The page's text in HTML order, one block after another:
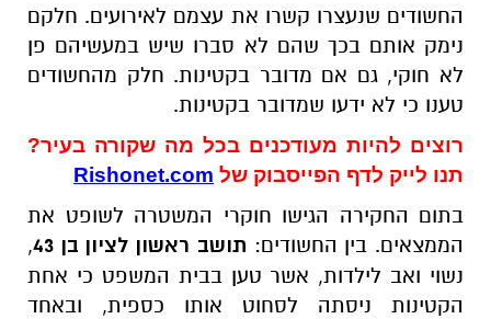
החשודים שנעצרו קשרו את עצמם לאירועים. חלקם
נימק אותם בכך שהם לא סברו שיש במעשיהם פן
לא חוקי, גם אם מדובר בקטינות. חלק מהחשודים
טענו כי לא ידעו שמדובר בקטינות.
רוצים להיות מעודכנים בכל מה שקורה בעיר?
תנו לייק לדף הפייסבוק של Rishonet.com
בתום החקירה הגישו חוקרי המשטרה לשופט את
הממצאים. בין החשודים: תושב ראשון לציון בן 43
,
נשוי ואב לילדות, אשר טען בבית המשפט כי אחת
הקטינות ניסתה לסחוט אותו כספית, ובאחד